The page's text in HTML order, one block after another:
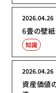
6畳の壁
2026.04.26
知識
資産価値
2026.04.26